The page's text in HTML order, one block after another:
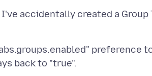
accidentally created a Group
preference